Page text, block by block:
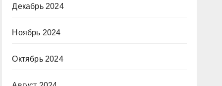
Декабрь 2024
Ноябрь 2024
Октябрь 2024